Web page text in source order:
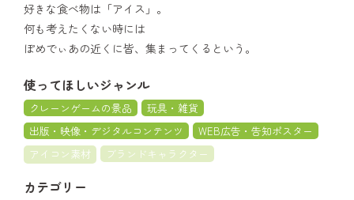
好きな食べ物は「アイス」。
何も考えたくない時には
ぽめでぃあの近くに皆、集まってくるという。
使ってほしいジャンル
クレーンゲームの景品
玩具・雑貨
出版・映像・デジタルコンテンツ
WEB広告・告知ポスター
アイコン素材
ブランドキャラクター
カテゴリー